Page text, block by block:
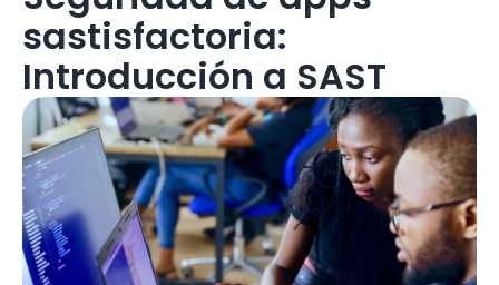
sastisfactoria:
Introducción a SAST